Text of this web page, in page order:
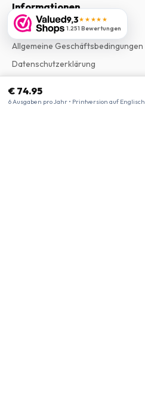
€ 74.95
6 Ausgaben pro Jahr • Printversion auf Englisch
9,3★★★★★
1.251 Bewertungen
Informationen
Impressum
Allgemeine Geschäftsbedingungen
Datenschutzerklärung